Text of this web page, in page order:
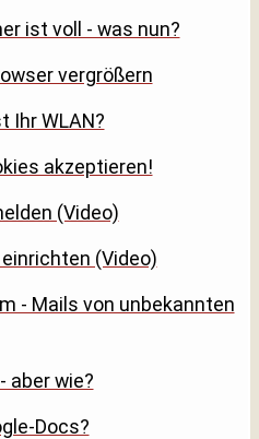
ist voll - was nun?
vergrößern
Ihr WLAN?
akzeptieren!
(Video)
(Video)
- Mails von unbekannten
aber wie?
Docs?